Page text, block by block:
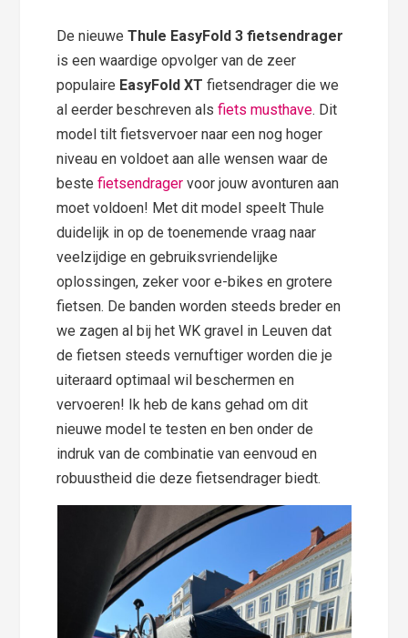
De nieuweThule EasyFold 3 fietsendrager
is een waardige opvolger van de zeer
populaire EasyFold XT fietsendrager die we
al eerder beschreven alsfiets musthave. Dit
model tilt fietsvervoer naar een nog hoger
niveau en voldoet aan alle wensen waar de
bestefietsendrager voor jouw avonturen aan
moet voldoen! Met dit model speelt Thule
duidelijk in op de toenemende vraag naar
veelzijdige en gebruiksvriendelijke
oplossingen, zeker voor e-bikes en grotere
fietsen. De banden worden steeds breder en
we zagen al bij het WK gravel in Leuven dat
de fietsen steeds vernuftiger worden die je
uiteraard optimaal wil beschermen en
vervoeren! Ik heb de kans gehad om dit
nieuwe model te testen en ben onder de
indruk van de combinatie van eenvoud en
robuustheid die deze fietsendrager biedt.